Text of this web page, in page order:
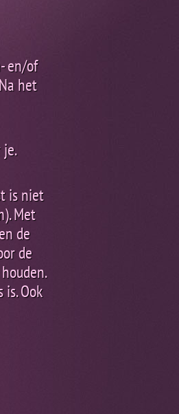
en/of
het
is niet
Met
de
de
Ook